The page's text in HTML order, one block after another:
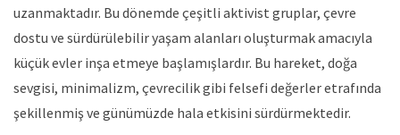
uzanmaktadır. Bu dönemde çeşitli aktivist gruplar, çevre
dostu ve sürdürülebilir yaşam alanları oluşturmak amacıyla
küçük evler inşa etmeye başlamışlardır. Bu hareket, doğa
sevgisi, minimalizm, çevrecilik gibi felsefi değerler etrafında
şekillenmiş ve günümüzde hala etkisini sürdürmektedir.